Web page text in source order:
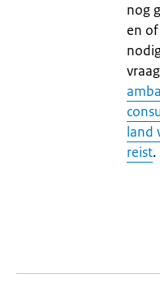
nog
en
land
reist.